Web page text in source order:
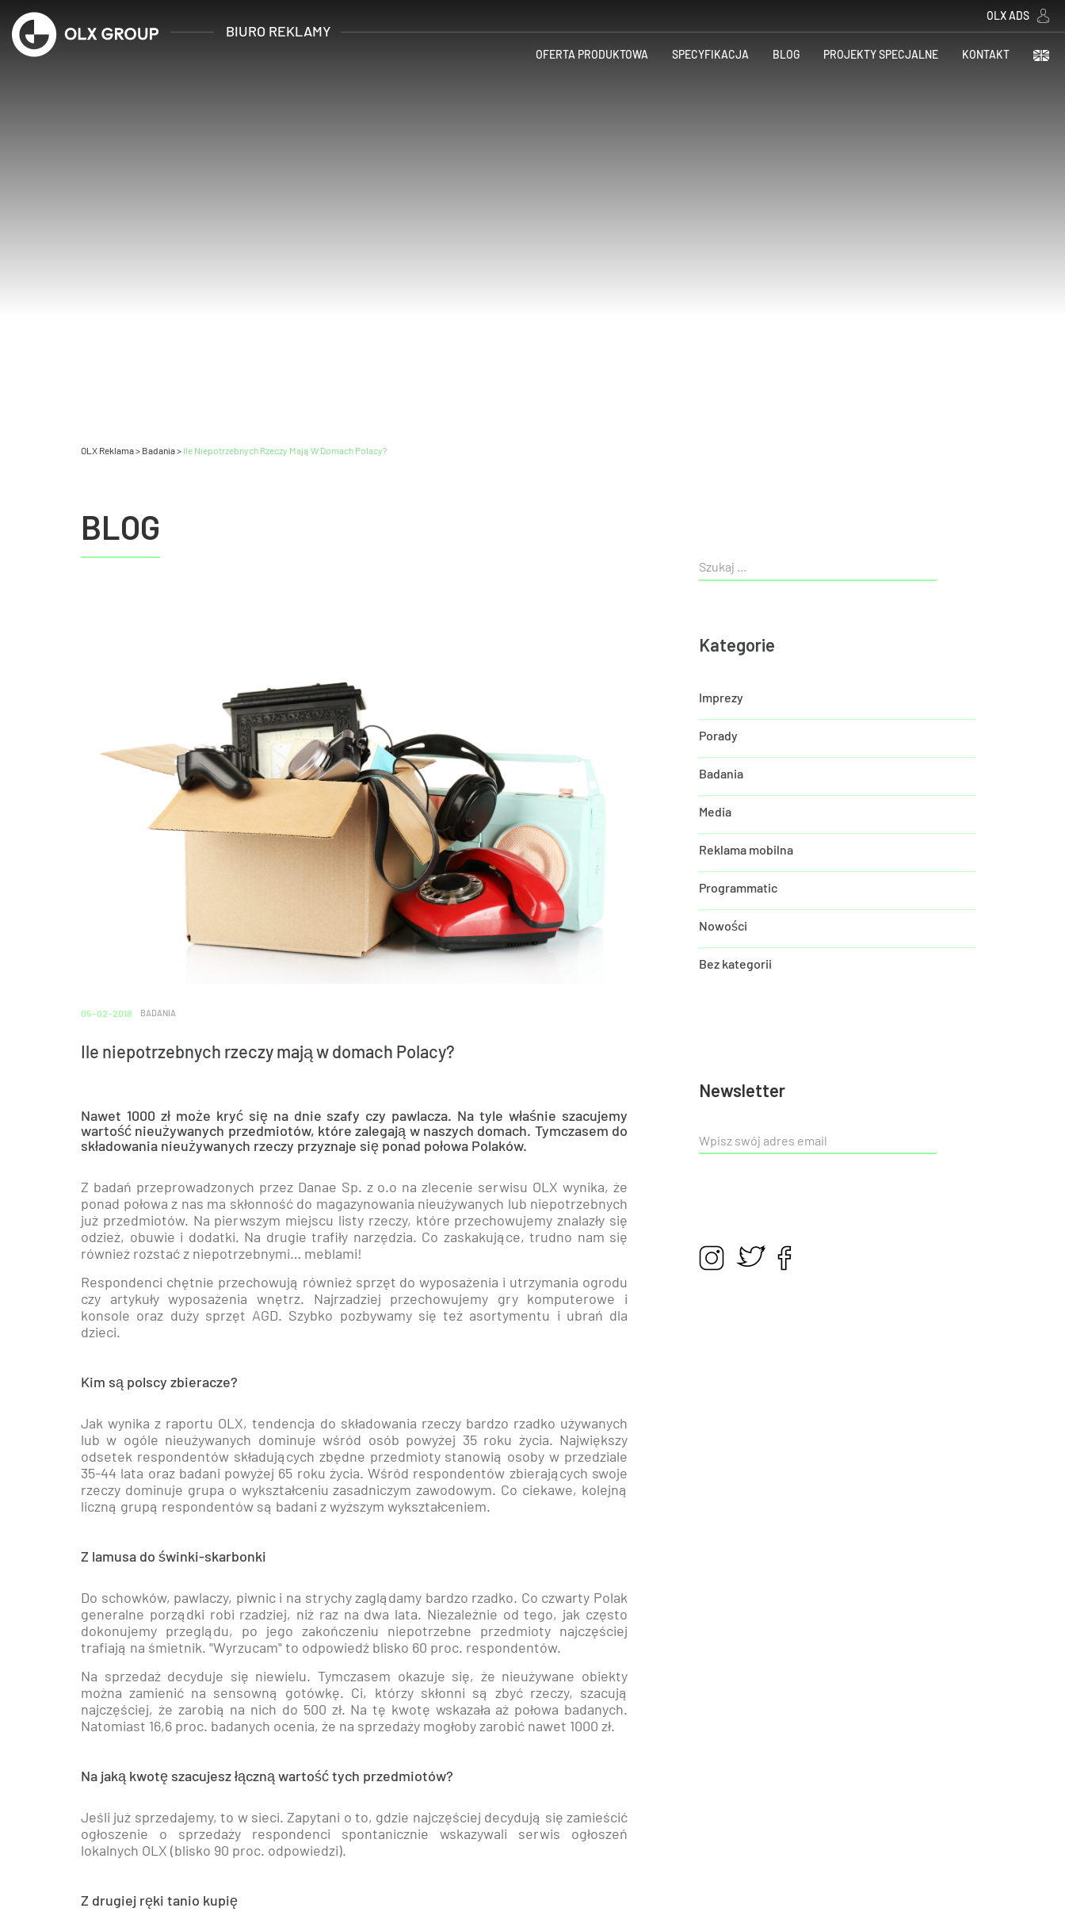
OLX ADS
BIURO REKLAMY
OFERTA PRODUKTOWA SPECYFIKACJA BLOG PROJEKTY SPECJALNE KONTAKT
OLX Reklama> Badania> Ile Niepotrzebnych Rzeczy Mają W Domach Polacy?
BLOG
05-02-2018 BADANIA
Ile niepotrzebnych rzeczy mają w domach Polacy?
Nawet 1000 zł może kryć się na dnie szafy czy pawlacza. Na tyle właśnie szacujemy
wartość nieużywanych przedmiotów, które zalegają w naszych domach. Tymczasem do
składowania nieużywanych rzeczy przyznaje się ponad połowa Polaków.
Z badań przeprowadzonych przez Danae Sp. z o.o na zlecenie serwisu OLX wynika, że
ponad połowa z nas ma skłonność do magazynowania nieużywanych lub niepotrzebnych
już przedmiotów. Na pierwszym miejscu listy rzeczy, które przechowujemy znalazły się
odzież, obuwie i dodatki. Na drugie trafiły narzędzia. Co zaskakujące, trudno nam się
również rozstać z niepotrzebnymi… meblami!
Respondenci chętnie przechowują również sprzęt do wyposażenia i utrzymania ogrodu
czy artykuły wyposażenia wnętrz. Najrzadziej przechowujemy gry komputerowe i
konsole oraz duży sprzęt AGD. Szybko pozbywamy się też asortymentu i ubrań dla
dzieci.
Kim są polscy zbieracze?
Jak wynika z raportu OLX, tendencja do składowania rzeczy bardzo rzadko używanych
lub w ogóle nieużywanych dominuje wśród osób powyżej 35 roku życia. Największy
odsetek respondentów składujących zbędne przedmioty stanowią osoby w przedziale
35-44 lata oraz badani powyżej 65 roku życia. Wśród respondentów zbierających swoje
rzeczy dominuje grupa o wykształceniu zasadniczym zawodowym. Co ciekawe, kolejną
liczną grupą respondentów są badani z wyższym wykształceniem.
Z lamusa do świnki-skarbonki
Do schowków, pawlaczy, piwnic i na strychy zaglądamy bardzo rzadko. Co czwarty Polak
generalne porządki robi rzadziej, niż raz na dwa lata. Niezależnie od tego, jak często
dokonujemy przeglądu, po jego zakończeniu niepotrzebne przedmioty najczęściej
trafiają na śmietnik. "Wyrzucam" to odpowiedź blisko 60 proc. respondentów.
Na sprzedaż decyduje się niewielu. Tymczasem okazuje się, że nieużywane obiekty
można zamienić na sensowną gotówkę. Ci, którzy skłonni są zbyć rzeczy, szacują
najczęściej, że zarobią na nich do 500 zł. Na tę kwotę wskazała aż połowa badanych.
Natomiast 16,6 proc. badanych ocenia, że na sprzedaży mogłoby zarobić nawet 1000 zł.
Na jaką kwotę szacujesz łączną wartość tych przedmiotów?
Jeśli już sprzedajemy, to w sieci. Zapytani o to, gdzie najczęściej decydują się zamieścić
ogłoszenie o sprzedaży respondenci spontanicznie wskazywali serwis ogłoszeń
lokalnych OLX (blisko 90 proc. odpowiedzi).
Z drugiej ręki tanio kupię
Kategorie
Imprezy
Porady
Badania
Media
Reklama mobilna
Programmatic
Nowości
Bez kategorii
Newsletter